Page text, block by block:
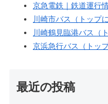
京急電鉄｜鉄道運行
川崎市バス（トップ
川崎鶴見臨港バス（
京浜急行バス（トッ
最近の投稿